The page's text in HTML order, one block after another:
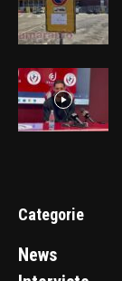
Categorie
News